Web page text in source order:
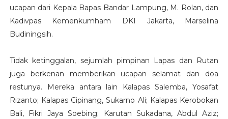
ucapan dari Kepala Bapas Bandar Lampung, M. Rolan, dan
Kadivpas Kemenkumham DKI Jakarta, Marselina
Budiningsih.
Tidak ketinggalan, sejumlah pimpinan Lapas dan Rutan
juga berkenan memberikan ucapan selamat dan doa
restunya. Mereka antara lain Kalapas Salemba, Yosafat
Rizanto; Kalapas Cipinang, Sukarno Ali; Kalapas Kerobokan
Bali, Fikri Jaya Soebing; Karutan Sukadana, Abdul Aziz;